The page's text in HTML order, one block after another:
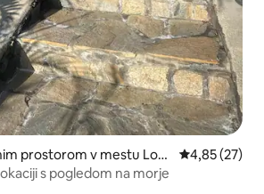
prostorom v mestu Los
Povprečna
4,85 (27)
s pogledom na morje